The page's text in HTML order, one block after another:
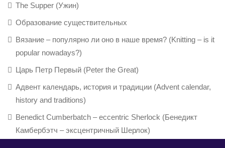
The Supper (Ужин)
Образование существительных
Вязание – популярно ли оно в наше время? (Knitting – is it
popular nowadays?)
Царь Петр Первый (Peter the Great)
Адвент календарь, история и традиции (Advent calendar,
history and traditions)
Benedict Cumberbatch – eccentric Sherlock (Бенедикт
Камбербэтч – эксцентричный Шерлок)